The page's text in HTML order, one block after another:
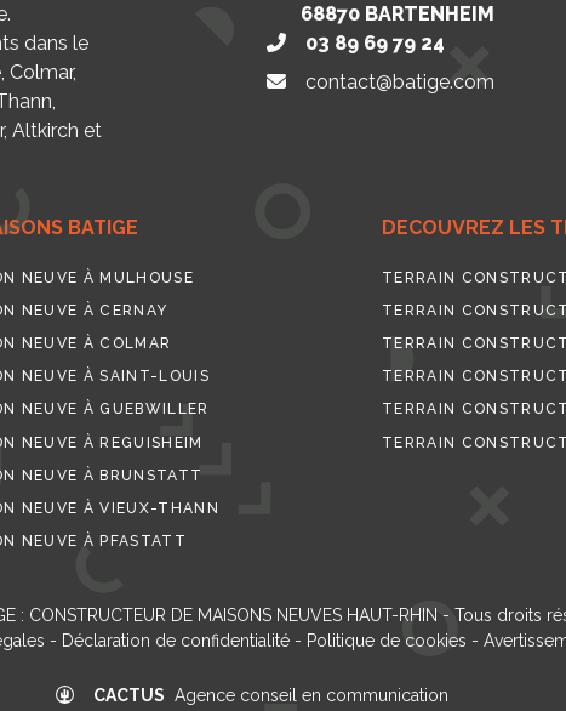
dans le
Colmar,
Altkirch et
68870 BARTENHEIM
03 89 69 79 24
contact@batige.com
BATIGE
NEUVE À MULHOUSE
NEUVE À CERNAY
NEUVE À COLMAR
NEUVE À SAINT-LOUIS
NEUVE À GUEBWILLER
NEUVE À REGUISHEIM
NEUVE À BRUNSTATT
NEUVE À VIEUX-THANN
NEUVE À PFASTATT
DECOUVREZ LES
TERRAIN
TERRAIN
TERRAIN
TERRAIN
TERRAIN
TERRAIN
: CONSTRUCTEUR DE MAISONS NEUVES HAUT-RHIN - Tous droits
- Déclaration de confidentialité- Politique de cookies -
CACTUS Agence conseil en communication